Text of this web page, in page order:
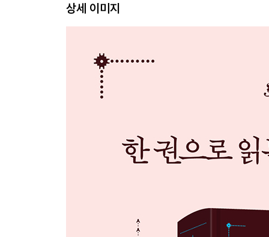
실제로 신사의 결투를 벌인 유명인이 있을까?
소문을 가지고 명작 소설을 쓸 수 있을까?
고전 소설에서 서울은 어떤 모습일까?
구보 씨가 다녔던 경성, 그대로인 곳은 어디일까?
장 발장은 왜 평생 자베르 경감에게 쫓겼을까?
어떻게 복수해야 마땅할까?
태블릿은 처음에 무엇이었을까?
작심삼일이 좋을까, 나쁠까?
상세 이미지